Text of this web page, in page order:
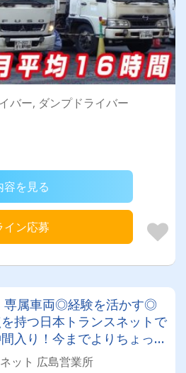
バー, ダンプドライバー
容を見る
イン応募
専属車両◎経験を活かす◎
持つ日本トランスネットで
入り！今までよりちょっと
れませんか？
ット 広島営業所